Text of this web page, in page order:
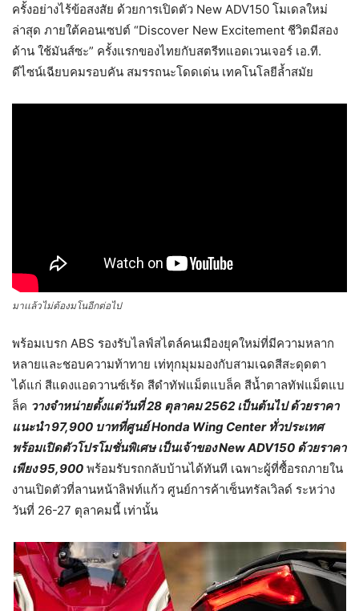
ครั้งอย่างไร้ข้อสงสัย ด้วยการเปิดตัว New ADV150 โมเดลใหม่
ล่าสุด ภายใต้คอนเซปต์ “Discover New Excitement ชีวิตมีสอง
ด้าน ใช้มันส์ซะ” ครั้งแรกของไทยกับสตรีทแอดเวนเจอร์ เอ.ที.
ดีไซน์เฉียบคมรอบคัน สมรรถนะโดดเด่น เทคโนโลยีล้ำสมัย
มาเเล้วไม่ต้องมโนอีกต่อไป
พร้อมเบรก ABS รองรับไลฟ์สไตล์คนเมืองยุคใหม่ที่มีความหลาก
หลายและชอบความท้าทาย เท่ทุกมุมมองกับสามเฉดสีสะดุดตา
ได้แก่ สีแดงแอดวานซ์เร้ด สีดำทัฟแม็ตแบล็ค สีน้ำตาลทัฟแม็ตแบ
ล็ค วางจำหน่ายตั้งแต่วันที่ 28 ตุลาคม 2562 เป็นต้นไป ด้วยราคา
แนะนำ 97,900 บาทที่ศูนย์ Honda Wing Center ทั่วประเทศ
พร้อมเปิดตัวโปรโมชั่นพิเศษ เป็นเจ้าของ New ADV150 ด้วยราคา
เพียง 95,900 พร้อมรับรถกลับบ้านได้ทันที เฉพาะผู้ที่ซื้อรถภายใน
งานเปิดตัวที่ลานหน้าลิฟท์แก้ว ศูนย์การค้าเซ็นทรัลเวิลด์ ระหว่าง
วันที่ 26-27 ตุลาคมนี้ เท่านั้น